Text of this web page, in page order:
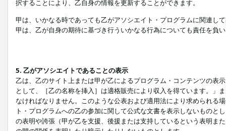
択することにより、乙自身の情報を更新することができます。
甲は、いかなる時であっても乙がアソシエイト・プログラムに関連し
甲は、乙が自身の期待に基づき行ういかなる行為についても責任を負
5. 乙がアソシエイトであることの表示
乙は、乙のサイト上または甲が乙によるプログラム・コンテンツの表
として、［乙の名称を挿入］は適格販売により収入を得ています。」
なければなりません。このような公表および適用法により求められる
ト・プログラムへの乙の参加に関して公式な文書を表示しないもの
の表明や誇張（甲が乙を支援、後援または支持しているという表明ま